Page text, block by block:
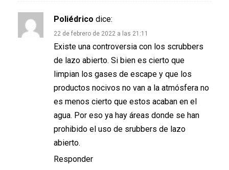
Poliédrico dice:
22 de febrero de 2022 a las 21:11
Existe una controversia con los scrubbers
de lazo abierto. Si bien es cierto que
limpian los gases de escape y que los
productos nocivos no van a la atmósfera no
es menos cierto que estos acaban en el
agua. Por eso ya hay áreas donde se han
prohibido el uso de srubbers de lazo
abierto.
Responder